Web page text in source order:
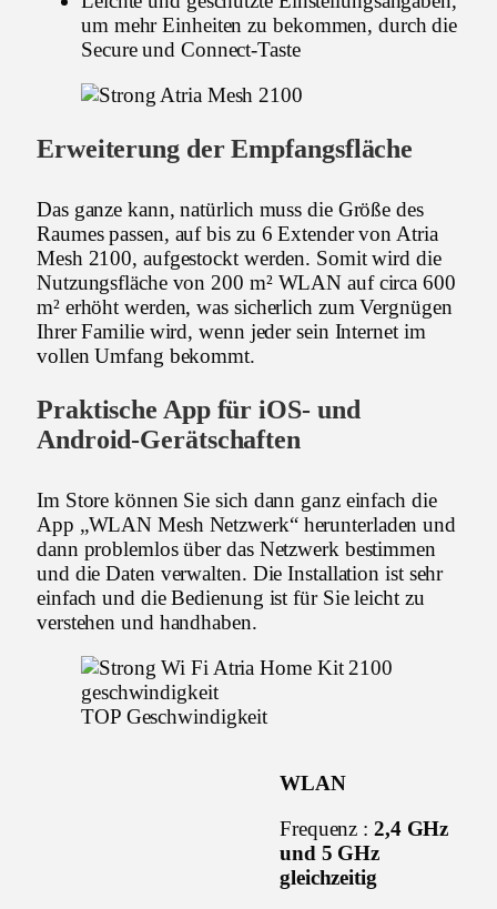
um mehr Einheiten zu bekommen, durch die
Secure und Connect-Taste
Erweiterung der Empfangsfläche
Das ganze kann, natürlich muss die Größe des
Raumes passen, auf bis zu 6 Extender von Atria
Mesh 2100, aufgestockt werden. Somit wird die
Nutzungsfläche von 200 m² WLAN auf circa 600
m² erhöht werden, was sicherlich zum Vergnügen
Ihrer Familie wird, wenn jeder sein Internet im
vollen Umfang bekommt.
Praktische App für iOS- und
Android-Gerätschaften
Im Store können Sie sich dann ganz einfach die
App „WLAN Mesh Netzwerk“ herunterladen und
dann problemlos über das Netzwerk bestimmen
und die Daten verwalten. Die Installation ist sehr
einfach und die Bedienung ist für Sie leicht zu
verstehen und handhaben.
TOP Geschwindigkeit
WLAN
Frequenz : 2,4 GHz
und 5 GHz
gleichzeitig